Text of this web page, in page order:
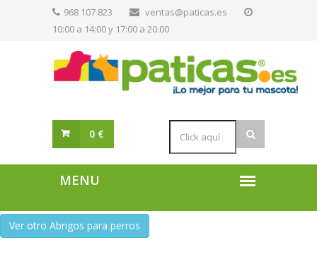
968 107 823
ventas@paticas.es
10:00 a 14:00 y 17:00 a 20:00
0 €
Ver otro Abrigos para perros